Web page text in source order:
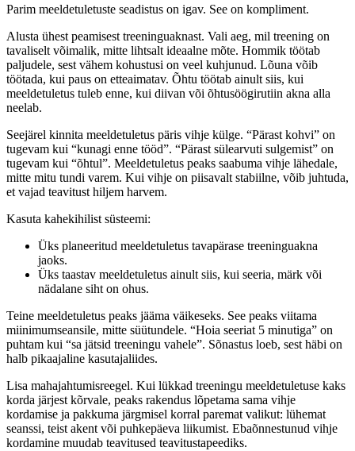
Parim meeldetuletuste seadistus on igav. See on kompliment.
Alusta ühest peamisest treeninguaknast. Vali aeg, mil treening on
tavaliselt võimalik, mitte lihtsalt ideaalne mõte. Hommik töötab
paljudele, sest vähem kohustusi on veel kuhjunud. Lõuna võib
töötada, kui paus on etteaimatav. Õhtu töötab ainult siis, kui
meeldetuletus tuleb enne, kui diivan või õhtusöögirutiin akna alla
neelab.
Seejärel kinnita meeldetuletus päris vihje külge. “Pärast kohvi” on
tugevam kui “kunagi enne tööd”. “Pärast sülearvuti sulgemist” on
tugevam kui “õhtul”. Meeldetuletus peaks saabuma vihje lähedale,
mitte mitu tundi varem. Kui vihje on piisavalt stabiilne, võib juhtuda,
et vajad teavitust hiljem harvem.
Kasuta kahekihilist süsteemi:
Üks planeeritud meeldetuletus tavapärase treeninguakna
jaoks.
Üks taastav meeldetuletus ainult siis, kui seeria, märk või
nädalane siht on ohus.
Teine meeldetuletus peaks jääma väikeseks. See peaks viitama
miinimumseansile, mitte süütundele. “Hoia seeriat 5 minutiga” on
puhtam kui “sa jätsid treeningu vahele”. Sõnastus loeb, sest häbi on
halb pikaajaline kasutajaliides.
Lisa mahajahtumisreegel. Kui lükkad treeningu meeldetuletuse kaks
korda järjest kõrvale, peaks rakendus lõpetama sama vihje
kordamise ja pakkuma järgmisel korral paremat valikut: lühemat
seanssi, teist akent või puhkepäeva liikumist. Ebaõnnestunud vihje
kordamine muudab teavitused teavitustapeediks.